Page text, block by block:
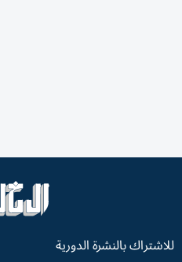
للاشتراك بالنشرة الدورية